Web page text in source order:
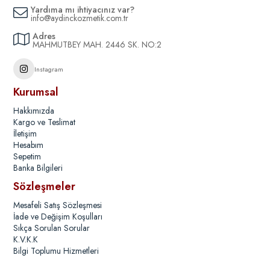
Yardıma mı ihtiyacınız var?
info@aydinckozmetik.com.tr
Adres
MAHMUTBEY MAH. 2446 SK. NO:2
Instagram
Kurumsal
Hakkımızda
Kargo ve Teslimat
İletişim
Hesabım
Sepetim
Banka Bilgileri
Sözleşmeler
Mesafeli Satış Sözleşmesi
İade ve Değişim Koşulları
Sıkça Sorulan Sorular
K.V.K.K
Bilgi Toplumu Hizmetleri